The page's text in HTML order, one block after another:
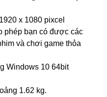
x 1080 pixcel
phép bạn có được các
và chơi game thỏa
Windows 10 64bit
1.62 kg.